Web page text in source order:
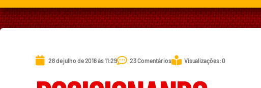
28 de julho de 2016 às 11:29 23 Comentários Visualizações: 0